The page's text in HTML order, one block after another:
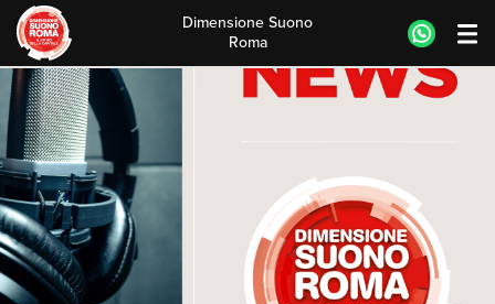
Skip
to
content
Dimensione Suono
Roma